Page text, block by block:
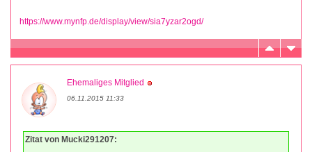
https://www.mynfp.de/display/view/sia7yzar2ogd/
Ehemaliges Mitglied
06.11.2015 11:33
Zitat von Mucki291207: